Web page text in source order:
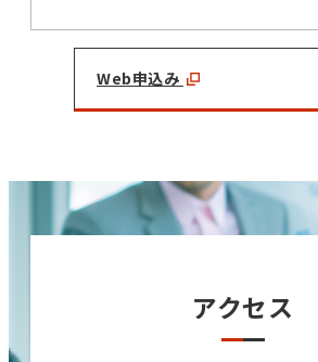
Web申込み
アクセス